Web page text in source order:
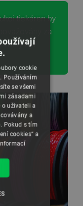
tiskáren by
za
měly být
cookie
Používáním
se všemi
zásadami
o uživateli a
a
Pokud s tím
cookies“ a